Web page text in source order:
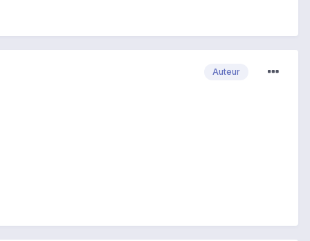
Auteur